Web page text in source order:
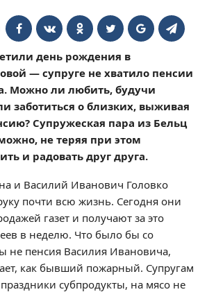
день рождения в
— супруге не хватило пенсии
Можно ли любить, будучи
заботиться о близких, выживая
Супружеская пара из Бельц
не теряя при этом
и радовать друг друга.
и Василий Иванович Головко
почти всю жизнь. Сегодня они
газет и получают за это
в неделю. Что было бы со
не пенсия Василия Ивановича,
как бывший пожарный. Супругам
субпродукты, на мясо не